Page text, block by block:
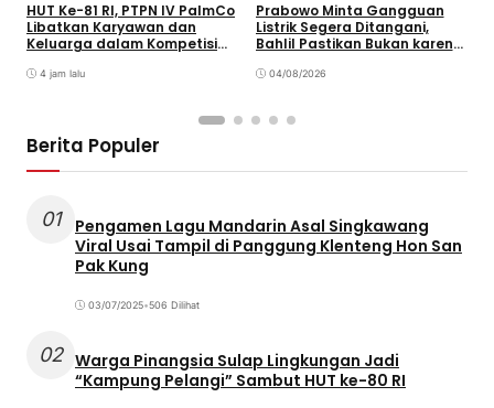
HUT Ke-81 RI, PTPN IV PalmCo
Libatkan Karyawan dan
Keluarga dalam Kompetisi
4 jam lalu
Prabowo Minta Gangguan
Listrik Segera Ditangani,
Bahlil Pastikan Bukan karena
04/08/2026
Berita Populer
01
Pengamen Lagu Mandarin Asal Singkawang
Viral Usai Tampil di Panggung Klenteng Hon San
Pak Kung
03/07/2025•506 Dilihat
02 Warga Pinangsia Sulap Lingkungan Jadi
“Kampung Pelangi” Sambut HUT ke-80 RI